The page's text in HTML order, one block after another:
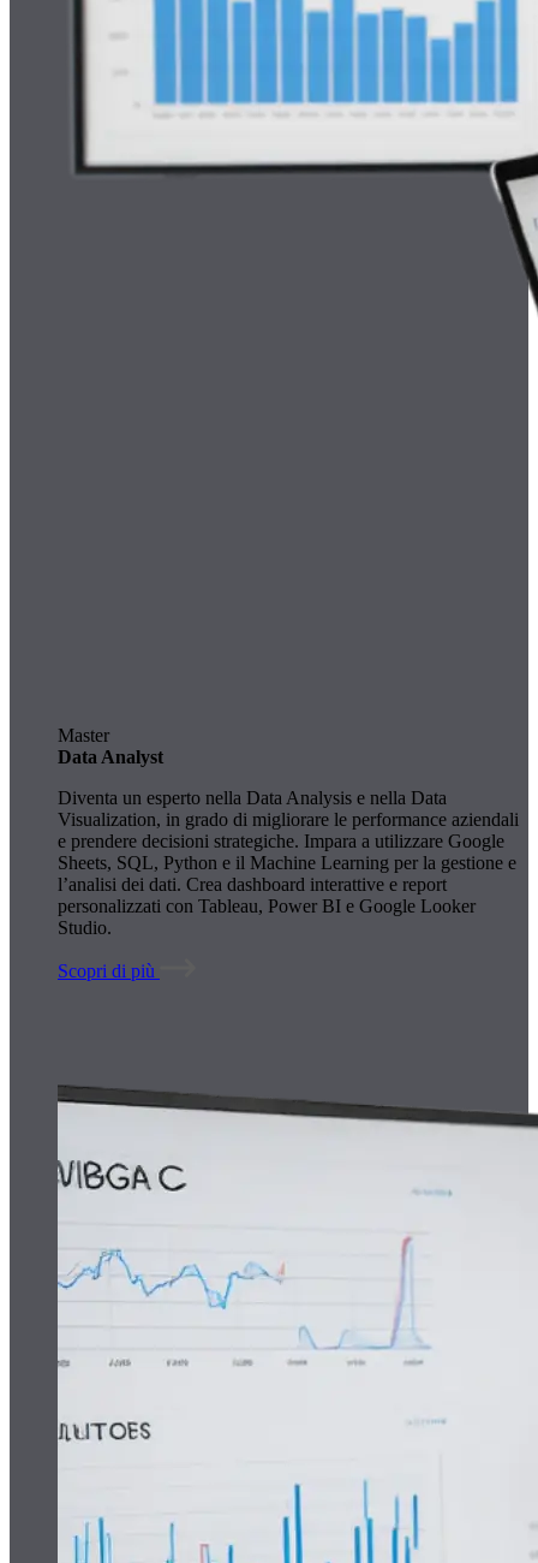
Master
Data Analyst
Diventa un esperto nella Data Analysis e nella Data
Visualization, in grado di migliorare le performance aziendali
e prendere decisioni strategiche. Impara a utilizzare Google
Sheets, SQL, Python e il Machine Learning per la gestione e
l’analisi dei dati. Crea dashboard interattive e report
personalizzati con Tableau, Power BI e Google Looker
Studio.
Scopri di più